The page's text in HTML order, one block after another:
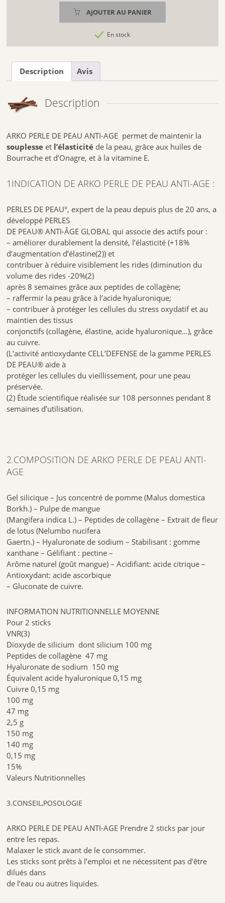
2.COMPOSITION DE ARKO PERLE DE PEAU ANTI-
AGE
Gel silicique – Jus concentré de pomme (Malus domestica Borkh.) –
Pulpe de mangue
(Mangifera indica L.) – Peptides de collagène – Extrait de fleur de lotus
Gaertn.) – Hyaluronate de sodium – Stabilisant : gomme xanthane –
Gélifiant : pectine –
Arôme naturel (goût mangue) – Acidifiant: acide citrique – Antioxydant:
INFORMATION NUTRITIONNELLE MOYENNE
Pour 2 sticks
Peptides de collagène 47 mg
Hyaluronate de sodium 150 mg
Cuivre 0,15 mg
100 mg
47 mg
2,5 g
150 mg
140 mg
0,15 mg
15%
Valeurs Nutritionnelles
3.CONSEIL,POSOLOGIE
ARKO PERLE DE PEAU ANTI-AGE Prendre 2 sticks par jour entre les
repas.
Malaxer le stick avant de le consommer.
Les sticks sont prêts à l’emploi et ne nécessitent pas d’être dilués dans
de l’eau ou autres liquides.
Si vous êtes sous traitement anticoagulant demandez conseil à votre
médecin.
Ne pas dépasser la dose journalière recommandée.
4.CONSERVATION :
Ne pas laisser à la portée des jeunes enfants.
lumière directe du soleil.
REF
PEAU
ANTI-
AGE
GLOBAL
AJOUTER AU PANIER
En stock
Description Avis
Description
ARKO PERLE DE PEAU ANTI-AGE permet de maintenir la
souplesse et l’élasticité de la peau, grâce aux huiles de
Bourrache et d’Onagre, et à la vitamine E.
1INDICATION DE ARKO PERLE DE PEAU ANTI-AGE :
PERLES DE PEAU°, expert de la peau depuis plus de 20 ans, a
développé PERLES
DE PEAU® ANTI-ÂGE GLOBAL qui associe des actifs pour :
– améliorer durablement la densité, l’élasticité (+18%
d’augmentation d’élastine(2)) et
contribuer à réduire visiblement les rides (diminution du
volume des rides -20%(2)
après 8 semaines grâce aux peptides de collagène;
– raffermir la peau grâce à l’acide hyaluronique;
– contribuer à protéger les cellules du stress oxydatif et au
maintien des tissus
conjonctifs (collagène, élastine, acide hyaluronique…), grâce
au cuivre.
(L’activité antioxydante CELL’DEFENSE de la gamme PERLES
DE PEAU® aide à
protéger les cellules du vieillissement, pour une peau
préservée.
(2) Étude scientifique réalisée sur 108 personnes pendant 8
semaines d’utilisation.
2.COMPOSITION DE ARKO PERLE DE PEAU ANTI-
AGE
Gel silicique – Jus concentré de pomme (Malus domestica
Borkh.) – Pulpe de mangue
(Mangifera indica L.) – Peptides de collagène – Extrait de fleur
de lotus (Nelumbo nucifera
Gaertn.) – Hyaluronate de sodium – Stabilisant : gomme
xanthane – Gélifiant : pectine –
Arôme naturel (goût mangue) – Acidifiant: acide citrique –
Antioxydant: acide ascorbique
– Gluconate de cuivre.
INFORMATION NUTRITIONNELLE MOYENNE
Pour 2 sticks
VNR(3)
Dioxyde de silicium dont silicium 100 mg
Peptides de collagène 47 mg
Hyaluronate de sodium 150 mg
Équivalent acide hyaluronique 0,15 mg
Cuivre 0,15 mg
100 mg
47 mg
2,5 g
150 mg
140 mg
0,15 mg
15%
Valeurs Nutritionnelles
3.CONSEIL,POSOLOGIE
ARKO PERLE DE PEAU ANTI-AGE Prendre 2 sticks par jour
entre les repas.
Malaxer le stick avant de le consommer.
Les sticks sont prêts à l’emploi et ne nécessitent pas d’être
dilués dans
de l’eau ou autres liquides.